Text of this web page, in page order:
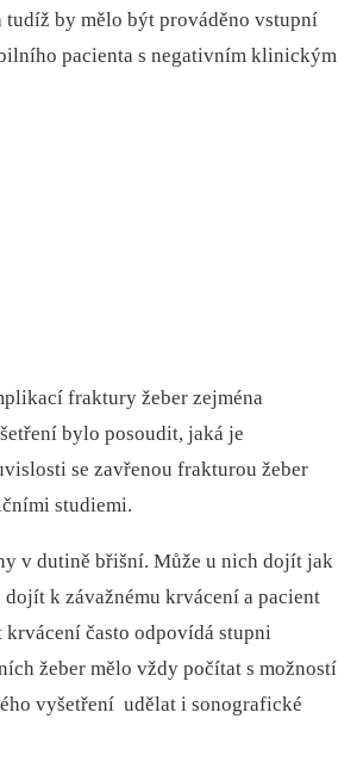
by mělo být prováděno vstupní
pacienta s negativním klinickým
fraktury žeber zejména
bylo posoudit, jaká je
se zavřenou frakturou žeber
studiemi.
v dutině břišní. Může u nich dojít jak
k závažnému krvácení a pacient
často odpovídá stupni
žeber mělo vždy počítat s možností
vyšetření udělat i sonografické